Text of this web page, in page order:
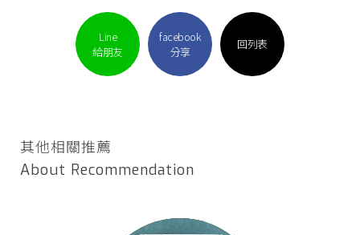
Line
給朋友
facebook
分享
回列表
其他相關推薦
About Recommendation